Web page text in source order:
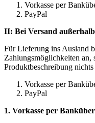
Vorkasse per
PayPal
II: Bei Versand
Für Lieferung ins Ausland
Zahlungsmöglichkeiten an,
Produktbeschreibung
Vorkasse per
PayPal
1. Vorkasse per